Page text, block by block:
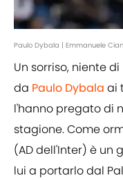
Paulo Dybala | Emmanuele
Un sorriso, niente
da Paulo Dybala ai
l'hanno pregato di
stagione. Come
(AD dell'Inter) è un
lui a portarlo dal